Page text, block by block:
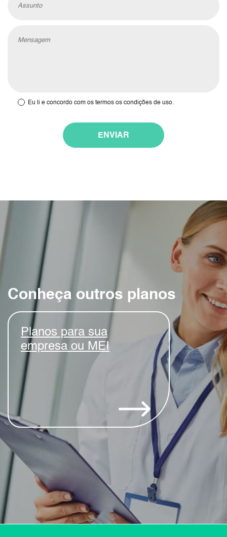
Eu li e concordo com os termos os condições de uso.
ENVIAR
Conheça outros planos
Planos para sua
empresa ou MEI